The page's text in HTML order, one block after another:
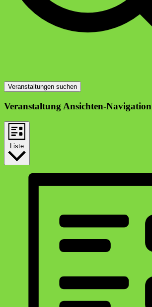
Veranstaltungen suchen
Veranstaltung Ansichten-Navigation
Liste